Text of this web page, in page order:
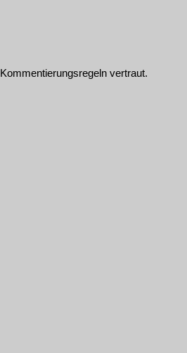
Kommentierungsregeln vertraut.